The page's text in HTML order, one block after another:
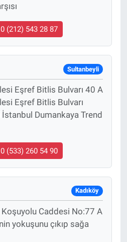
0 (212) 543 28 87
Sultanbeyli
Eşref Bitlis Bulvarı 40 A
Eşref Bitlis Bulvarı
Dumankaya Trend
0 (533) 260 54 90
Kadıköy
Caddesi No:77 A
yokuşunu çıkıp sağa